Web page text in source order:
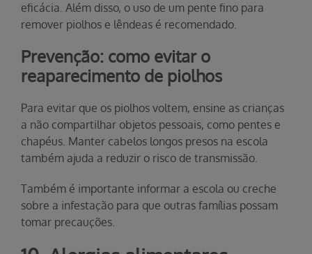
eficácia. Além disso, o uso de um pente fino para
remover piolhos e lêndeas é recomendado.
Prevenção: como evitar o
reaparecimento de piolhos
Para evitar que os piolhos voltem, ensine as crianças
a não compartilhar objetos pessoais, como pentes e
chapéus. Manter cabelos longos presos na escola
também ajuda a reduzir o risco de transmissão.
Também é importante informar a escola ou creche
sobre a infestação para que outras famílias possam
tomar precauções.